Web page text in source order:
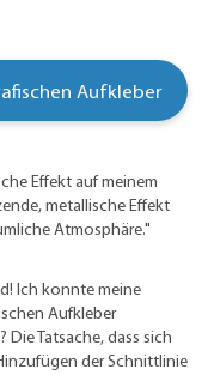
Aufkleber
Effekt auf meinem
metallische Effekt
Atmosphäre."
Ich konnte meine
Aufkleber
Die Tatsache, dass sich
der Schnittlinie